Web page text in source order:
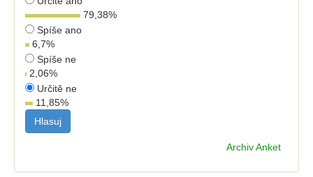
79,38%
Spíše ano
6,7%
Spíše ne
2,06%
Určitě ne
11,85%
Archiv Anket